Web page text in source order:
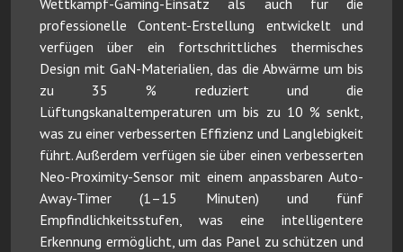
professionelle Content-Erstellung entwickelt und
verfügen über ein fortschrittliches thermisches
Design mit GaN-Materialien, das die Abwärme um bis
zu 35 % reduziert und die
Lüftungskanaltemperaturen um bis zu 10 % senkt,
was zu einer verbesserten Effizienz und Langlebigkeit
führt. Außerdem verfügen sie über einen verbesserten
Neo-Proximity-Sensor mit einem anpassbaren Auto-
Away-Timer (1–15 Minuten) und fünf
Empfindlichkeitsstufen, was eine intelligentere
Erkennung ermöglicht, um das Panel zu schützen und